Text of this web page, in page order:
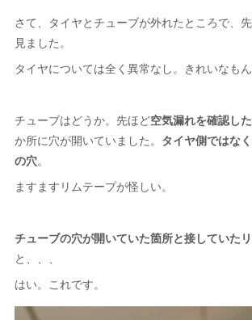
さて、タイヤとチューブが外れたところで、
見ました。
タイヤについては全く異常なし。きれいなもん
チューブはどうか。先ほど空気漏れを確認し
か所に穴が開いていました。 タイヤ側ではな
の穴。
ますますリムテープが怪しい。
チューブの穴が開いていた箇所と接していた
と、、、
はい。これです。